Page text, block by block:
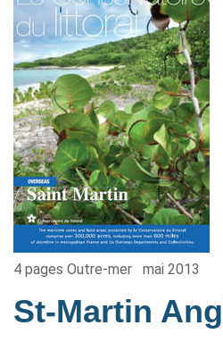
4 pages Outre-mer mai 2013
St-Martin